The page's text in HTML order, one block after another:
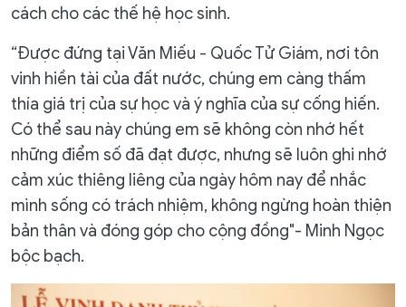
cách cho các thế hệ học sinh.
“Được đứng tại Văn Miếu - Quốc Tử Giám, nơi tôn
vinh hiền tài của đất nước, chúng em càng thấm
thía giá trị của sự học và ý nghĩa của sự cống hiến.
Có thể sau này chúng em sẽ không còn nhớ hết
những điểm số đã đạt được, nhưng sẽ luôn ghi nhớ
cảm xúc thiêng liêng của ngày hôm nay để nhắc
mình sống có trách nhiệm, không ngừng hoàn thiện
bản thân và đóng góp cho cộng đồng"- Minh Ngọc
bộc bạch.